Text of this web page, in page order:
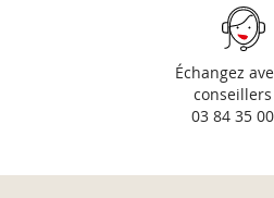
Échangez
03 84 35